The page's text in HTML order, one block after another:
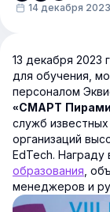
14 декабря 2023
13 декабря 2023
для обучения,
персоналом
«СМАРТ
служб
организаций
EdTech. Награду
образования ,
менеджеров и